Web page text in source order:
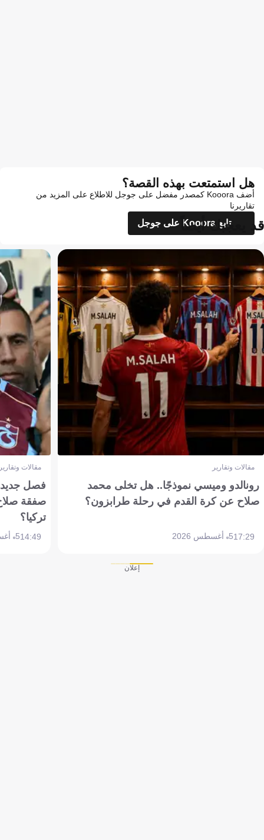
هل استمتعت بهذه القصة؟
أضف Kooora كمصدر مفضل على جوجل للاطلاع على المزيد من
تقاريرنا
تابع Kooora على جوجل
قد يعجبك أيضاً
مقالات وتقارير
رونالدو وميسي نموذجًا.. هل تخلى محمد
صلاح عن كرة القدم في رحلة طرابزون؟
17:295 أغسطس 2026
مقالات
فصل جديد
صفقة
تركيا؟
14:495 أغسطس 2026
إعلان